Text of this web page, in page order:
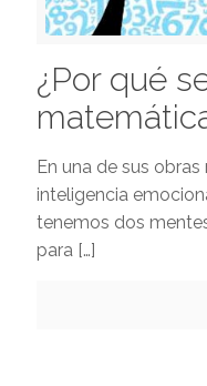
¿Por qué
En una de sus
inteligencia
tenemos dos
para […]